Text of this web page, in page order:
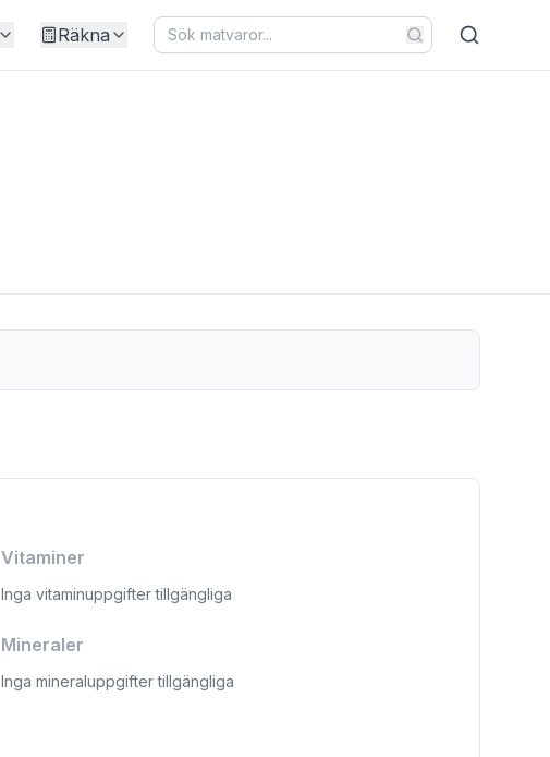
Räkna
Vitaminer
Inga vitaminuppgifter tillgängliga
Mineraler
Inga mineraluppgifter tillgängliga